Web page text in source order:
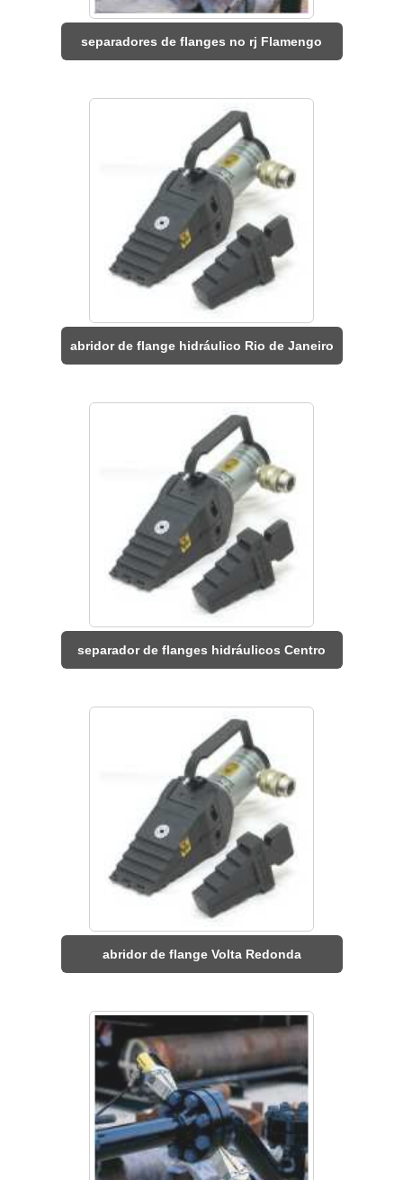
separadores de flanges no rj Flamengo
abridor de flange hidráulico Rio de Janeiro
separador de flanges hidráulicos Centro
abridor de flange Volta Redonda